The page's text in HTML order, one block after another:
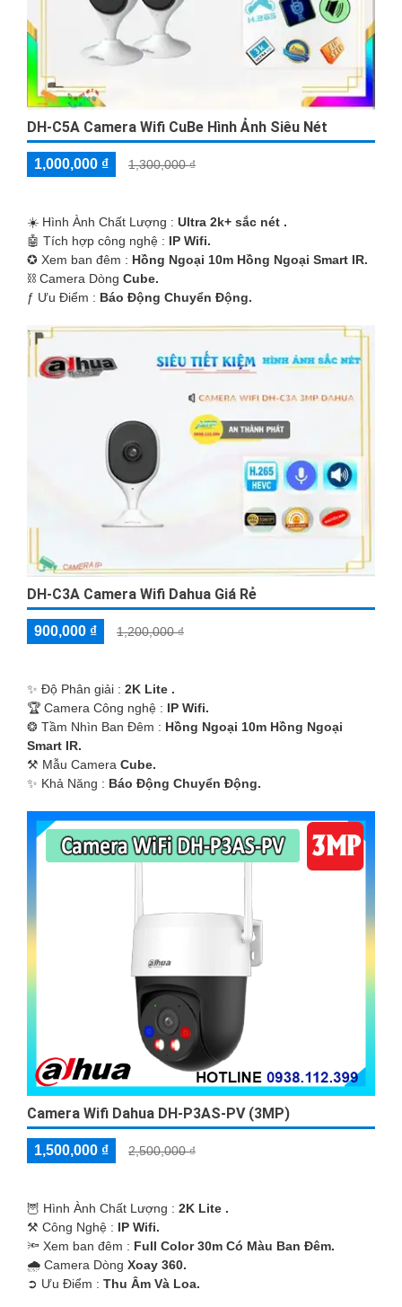
DH-C5A Camera Wifi CuBe Hình Ảnh Siêu Nét
1,000,000 ₫ 1,300,000 ₫
☀️ Hình Ành Chất Lượng : Ultra 2k+ sắc nét .
🤖️ Tích hợp công nghệ : IP Wifi.
✪ Xem ban đêm : Hồng Ngoại 10m Hồng Ngoại Smart IR.
⛓ Camera Dòng Cube.
️ƒ Ưu Điểm : Báo Động Chuyển Động.
DH-C3A Camera Wifi Dahua Giá Rẻ
900,000 ₫ 1,200,000 ₫
✨ Độ Phân giải : 2K Lite .
🏆 Camera Công nghệ : IP Wifi.
❂ Tầm Nhìn Ban Đêm : Hồng Ngoại 10m Hồng Ngoại
Smart IR.
⚒ Mẫu Camera Cube.
️✨ Khả Năng : Báo Động Chuyển Động.
Camera Wifi Dahua DH-P3AS-PV (3MP)
1,500,000 ₫ 2,500,000 ₫
🦉 Hình Ành Chất Lượng : 2K Lite .
⚒ Công Nghệ : IP Wifi.
🔦 Xem ban đêm : Full Color 30m Có Màu Ban Ðêm.
🌧️ Camera Dòng Xoay 360.
️➲ Ưu Điểm : Thu Âm Và Loa.